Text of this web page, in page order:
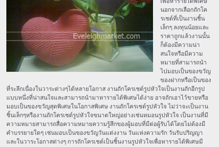
นอกจากเลือกถักโค
รเชต์ที่เป็นงานชิ้น
เล็กๆ ลงทุนน้อยและ
ราคาถูกแล้วงานนั้น
ก็ต้องมีความน่า
สนใจหรือมีความ
หมายที่สามารถนำ
ไปมอบเป็นของขวัญ
ของฝากหรือเป็นของ
ที่ระลึกเนื่องในวาระต่างๆได้หลายโอกาส งานถักโครเชต์รูปหัวใจเป็นงานถักอีกรูป
แบบหนึ่งที่น่าสนใจและสามารถนำมาหารายได้พิเศษได้ง่าย อาจถักเอาไว้ขายหรือ
มอบเป็นของขวัญสุดพิเศษในโอกาสพิเศษ งานถักโครเชต์รูปหัวใจ ไม่ว่าจะเป็นงาน
ชิ้นเล็กๆหรืองานถักโครเชต์รูปหัวใจขนาดใหญ่อย่างเช่นหมอนรูปหัวใจ เป็นงานที่มี
ความหมายสามารถสื่อความหมายความรู้สึกของผู้มอบที่มีต่อผู้รับได้โดยไม่ต้องมี
คำบรรยายใดๆ เช่นมอบเป็นของขวัญวันแต่งงาน วันแห่งความรัก วันรับปริญญา
และในวาระโอกาสต่างๆ การถักโครเชต์เป็นชิ้นงานรูปหัวใจเพื่อหารายได้พิเศษมี